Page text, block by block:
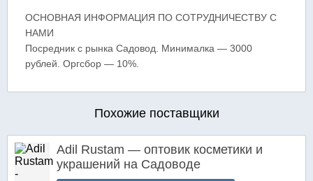
ОСНОВНАЯ ИНФОРМАЦИЯ ПО СОТРУДНИЧЕСТВУ С
НАМИ
Посредник с рынка Садовод. Минималка — 3000
рублей. Оргсбор — 10%.
Похожие поставщики
Adil Rustam — оптовик косметики и
украшений на Садоводе